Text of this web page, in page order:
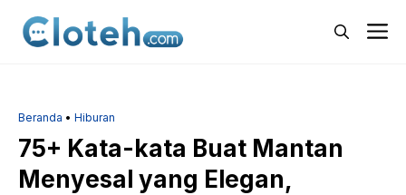
Beranda • Hiburan
75+ Kata-kata Buat Mantan
Menyesal yang Elegan,